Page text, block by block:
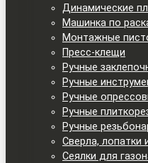
Динамические
Машинка по
Монтажные
Пресс-клещи
Ручные
Ручные
Ручные
Ручные
Ручные
Сверла, лопатки
Сеялки для